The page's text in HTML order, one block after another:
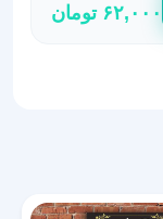
۶۲,۰۰۰ تومان